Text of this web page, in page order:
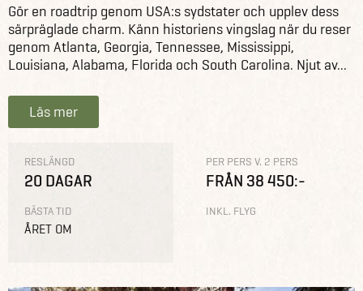
Gör en roadtrip genom USA:s sydstater och upplev dess
särpräglade charm. Känn historiens vingslag när du reser
genom Atlanta, Georgia, Tennessee, Mississippi,
Louisiana, Alabama, Florida och South Carolina. Njut av...
Läs mer
RESLÄNGD
20 DAGAR
BÄSTA TID
ÅRET OM
PER PERS V. 2 PERS
FRÅN 38 450:-
INKL. FLYG